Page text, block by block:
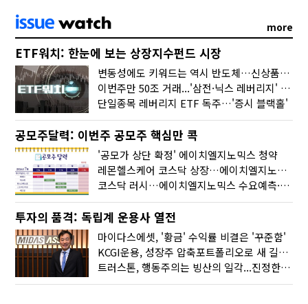
more
ETF워치: 한눈에 보는 상장지수펀드 시장
변동성에도 키워드는 역시 반도체…신상품은 우주·방산
이번주만 50조 거래...'삼전·닉스 레버리지' 수익률은 -30%
단일종목 레버리지 ETF 독주…'증시 블랙홀'
공모주달력: 이번주 공모주 핵심만 콕
'공모가 상단 확정' 에이치엘지노믹스 청약
레몬헬스케어 코스닥 상장…에이치엘지노믹스 수요예측
코스닥 러시…에이치엘지노믹스 수요예측·레메디 청약
투자의 품격: 독립계 운용사 열전
마이다스에셋, '황금' 수익률 비결은 '꾸준함'
KCGI운용, 성장주 압축포트폴리오로 새 길을 그리다
트러스톤, 행동주의는 빙산의 일각...진정한 힘은 '주식형 강자'